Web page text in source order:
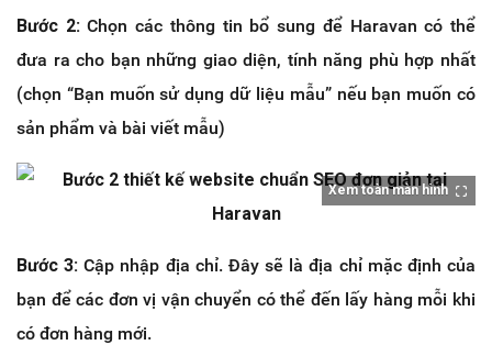
Bước 2:Chọn các thông tin bổ sung để Haravan có thể
đưa ra cho bạn những giao diện, tính năng phù hợp nhất
(chọn “Bạn muốn sử dụng dữ liệu mẫu” nếu bạn muốn có
sản phẩm và bài viết mẫu)
Xem toàn màn hình
Bước 3: Cập nhập địa chỉ. Đây sẽ là địa chỉ mặc định của
bạn để các đơn vị vận chuyển có thể đến lấy hàng mỗi khi
có đơn hàng mới.